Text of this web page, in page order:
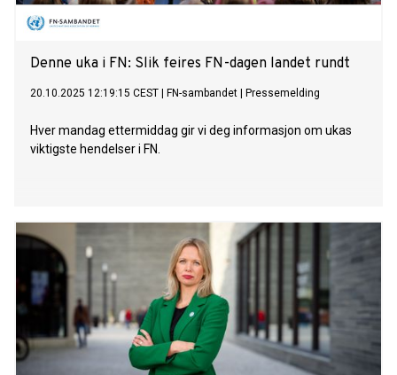
Denne uka i FN: Slik feires FN-dagen landet rundt
20.10.2025 12:19:15 CEST FN-sambandet Pressemelding
Hver mandag ettermiddag gir vi deg informasjon om ukas
viktigste hendelser i FN.